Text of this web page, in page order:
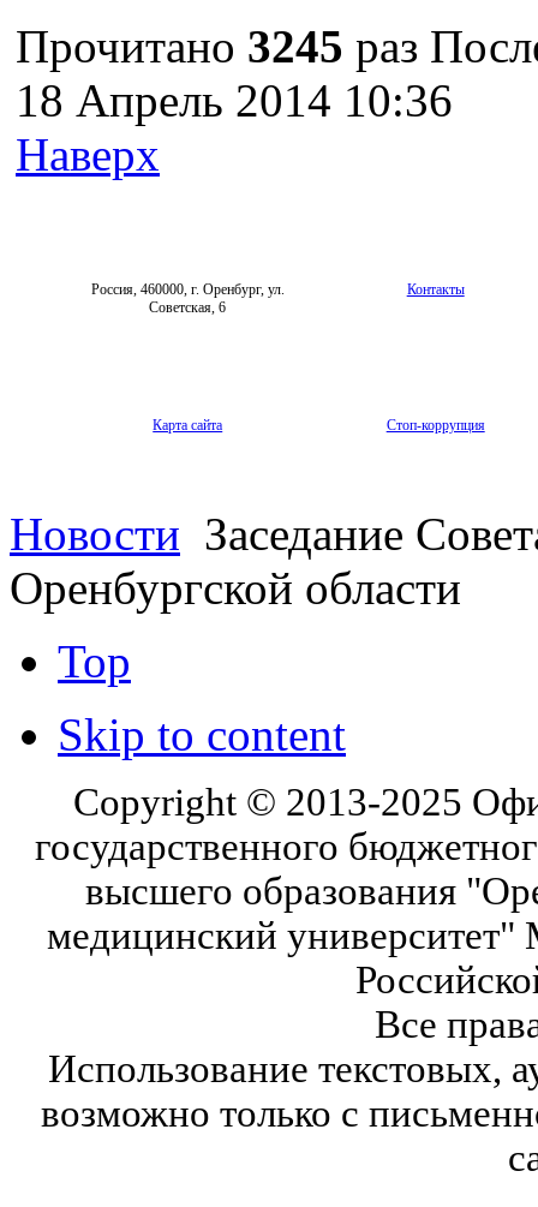
Прочитано 3245 раз
18 Апрель 2014 10:36
Наверх
Россия, 460000, г. Оренбург, ул.
Советская, 6
Контакты
Карта сайта Стоп-коррупция
Новости Заседание
Оренбургской области
Top
Skip to content
Copyright © 2013-2025
государственного
высшего образования
медицинский университет"
Все
Использование текстовых,
возможно только с